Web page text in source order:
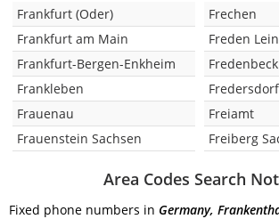
Frankfurt (Oder)
Frankfurt am Main
Frankfurt-Bergen-Enkheim
Frankleben
Frauenau
Frauenstein Sachsen
Frechen
Freden
Fredenbeck
Freiamt
Freiberg
Area Codes Search
Fixed phone numbers in Germany,